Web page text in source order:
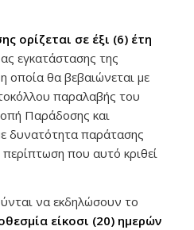
ορίζεται σε έξι (6) έτη
εγκατάστασης της
οποία θα βεβαιώνεται με
παραλαβής του
Παράδοσης και
δυνατότητα παράτασης
που αυτό κριθεί
να εκδηλώσουν το
είκοσι (20) ημερών